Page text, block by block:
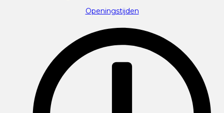
Openingstijden